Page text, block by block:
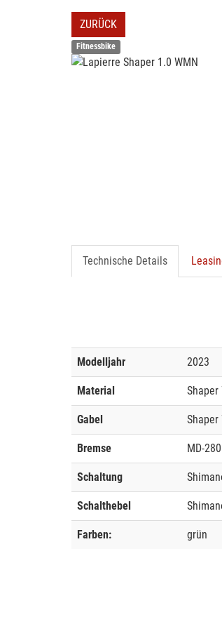
ZURÜCK
Fitnessbike
Technische Details
Modelljahr 2023
Material Shaper
Gabel Shaper
Bremse MD-
Schaltung
Schalthebel
Farben: grün